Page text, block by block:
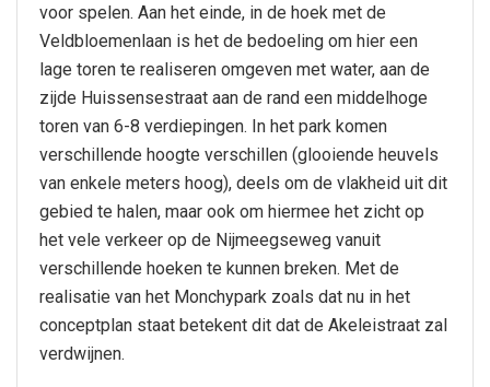
voor spelen. Aan het einde, in de hoek met de
Veldbloemenlaan is het de bedoeling om hier een
lage toren te realiseren omgeven met water, aan de
zijde Huissensestraat aan de rand een middelhoge
toren van 6-8 verdiepingen. In het park komen
verschillende hoogte verschillen (glooiende heuvels
van enkele meters hoog), deels om de vlakheid uit dit
gebied te halen, maar ook om hiermee het zicht op
het vele verkeer op de Nijmeegseweg vanuit
verschillende hoeken te kunnen breken. Met de
realisatie van het Monchypark zoals dat nu in het
conceptplan staat betekent dit dat de Akeleistraat zal
verdwijnen.